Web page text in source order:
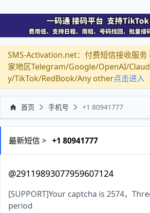
SMS-Activation.net：付费短信接收服务
家地区Telegram/Google/OpenAI/
y/TikTok/RedBook/Any other点击进入
首页 手机号 +1 80941777
最新短信 > +1 80941777
@29119893077959607124
[SUPPORT]Your captcha is 2574，
period